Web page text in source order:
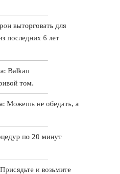
выторговать для
последних 6 лет
Balkan
том.
Можешь не обедать, а
по 20 минут
и возьмите